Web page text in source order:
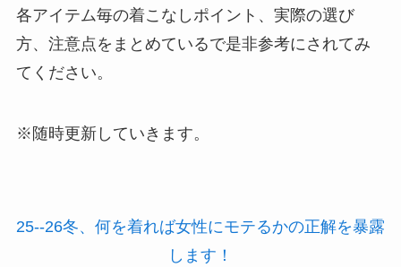
各アイテム毎の着こなしポイント、実際の選び
方、注意点をまとめているで是非参考にされてみ
てください。
※随時更新していきます。
25--26冬、何を着れば女性にモテるかの正解を暴露
します！